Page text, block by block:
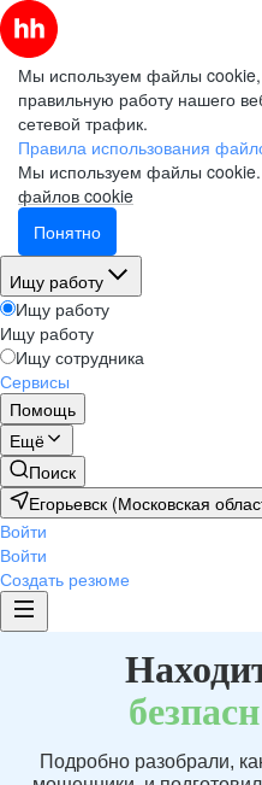
Мы используем файлы cookie,
правильную работу нашего
сетевой трафик.
Правила использования
Мы используем файлы cookie.
файлов cookie
Понятно
Ищу работу
Ищу работу
Ищу работу
Ищу сотрудника
Сервисы
Помощь
Ещё
Поиск
Егорьевск (Московская
Войти
Войти
Создать резюме
безпасн
Подробно разобрали,